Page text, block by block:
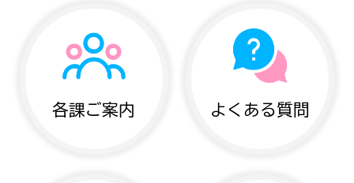
各課ご案内 よくある質問